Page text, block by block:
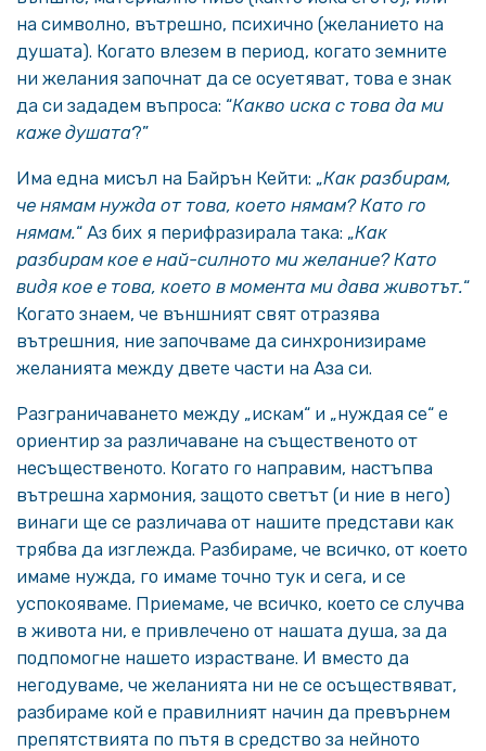
на символно, вътрешно, психично (желанието на
душата). Когато влезем в период, когато земните
ни желания започнат да се осуетяват, това е знак
да си зададем въпроса: “Какво иска с това да ми
каже душата?”
Има една мисъл на Байрън Кейти: „Как разбирам,
че нямам нужда от това, което нямам? Като го
нямам.“ Аз бих я перифразирала така: „Как
разбирам кое е най-силното ми желание? Като
видя кое е това, което в момента ми дава животът.“
Когато знаем, че външният свят отразява
вътрешния, ние започваме да синхронизираме
желанията между двете части на Аза си.
Разграничаването между „искам“ и „нуждая се“ е
ориентир за различаване на същественото от
несъщественото. Когато го направим, настъпва
вътрешна хармония, защото светът (и ние в него)
винаги ще се различава от нашите представи как
трябва да изглежда. Разбираме, че всичко, от което
имаме нужда, го имаме точно тук и сега, и се
успокояваме. Приемаме, че всичко, което се случва
в живота ни, е привлечено от нашата душа, за да
подпомогне нашето израстване. И вместо да
негодуваме, че желанията ни не се осъществяват,
разбираме кой е правилният начин да превърнем
препятствията по пътя в средство за нейното